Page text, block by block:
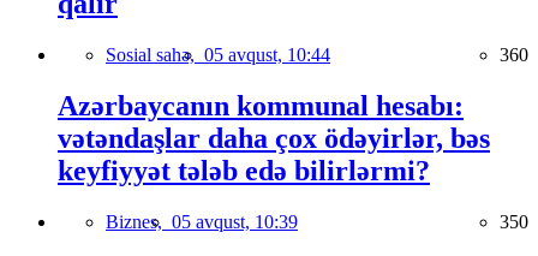
Sosial sahə, 05 avqust, 10:44 360
Azərbaycanın kommunal hesabı:
vətəndaşlar daha çox ödəyirlər, bəs
keyfiyyət tələb edə bilirlərmi?
Biznes, 05 avqust, 10:39 350